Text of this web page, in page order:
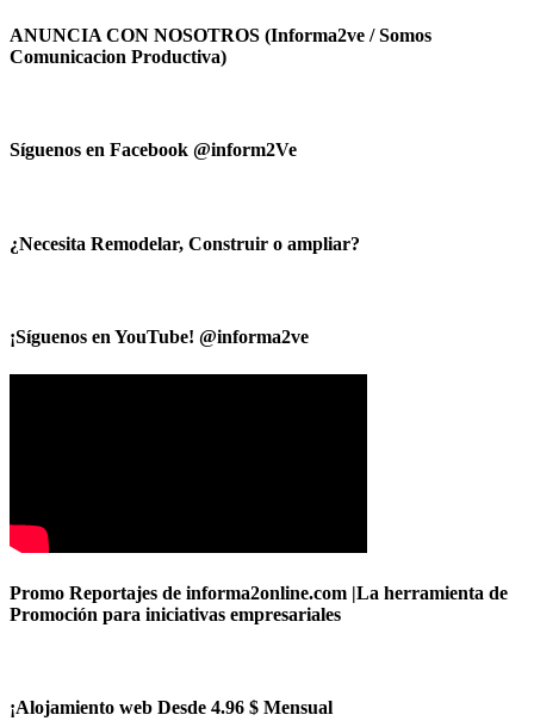
ANUNCIA CON NOSOTROS (Informa2ve / Somos
Comunicacion Productiva)
Síguenos en Facebook @inform2Ve
¿Necesita Remodelar, Construir o ampliar?
¡Síguenos en YouTube! @informa2ve
Promo Reportajes de informa2online.com |La herramienta de
Promoción para iniciativas empresariales
¡Alojamiento web Desde 4.96 $ Mensual